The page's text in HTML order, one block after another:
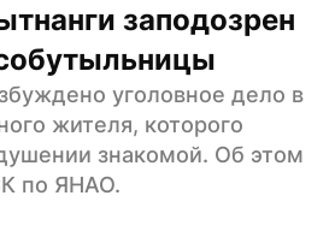
заподозрен
уголовное дело в
жителя, которого
знакомой. Об этом
по ЯНАО.